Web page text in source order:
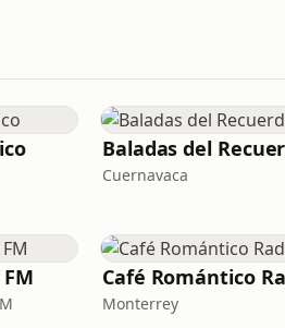
Cuernavaca
Monterrey